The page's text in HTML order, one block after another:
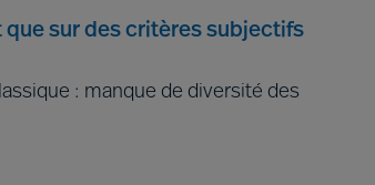
que sur des critères subjectifs
: manque de diversité des